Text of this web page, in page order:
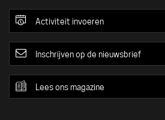
Activiteit invoeren
Inschrijven op de nieuwsbrief
Lees ons magazine